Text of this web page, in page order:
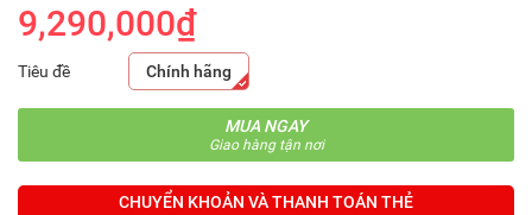
9,290,000₫
Tiêu đề Chính hãng
MUA NGAY
Giao hàng tận nơi
CHUYỂN KHOẢN VÀ THANH TOÁN THẺ